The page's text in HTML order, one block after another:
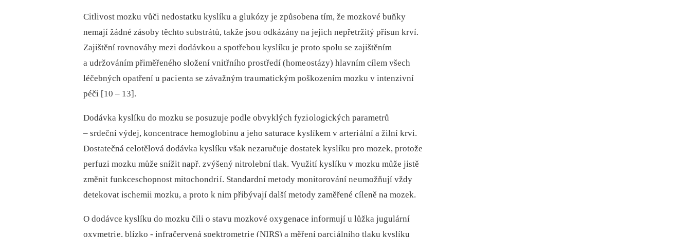
Citlivost mozku vůči nedostatku kyslíku a glukózy je způsobena tím, že mozkové buňky
nemají žádné zásoby těchto substrátů, takže jso u odkázány na jejich nepřetržitý přísun krví.
Zajištění rovnováhy mezi dodávko u a spotřebo u kyslíku je proto spolu se zajištěním
a udržováním přiměřeného složení vnitřního prostředí (home ostázy) hlavním cílem všech
léčebných opatření u paci enta se závažným tra umatickým poškozením mozku v intenzivní
péči [10 –⁠ 13].
Dodávka kyslíku do mozku se posuzuje podle obvyklých fyzi ologických parametrů
–⁠ srdeční výdej, koncentrace hemoglobinu a jeho saturace kyslíkem v arteri ální a žilní krvi.
Dostatečná celotělová dodávka kyslíku však nezaručuje dostatek kyslíku pro mozek, protože
perfuzi mozku může snížit např. zvýšený nitrolební tlak. Využití kyslíku v mozku může jistě
změnit funkceschopnost mitochondri í. Standardní metody monitorování ne umožňují vždy
detekovat ischemii mozku, a proto k nim přibývají další metody zaměřené cíleně na mozek.
O dodávce kyslíku do mozku čili o stavu mozkové oxygenace informují u lůžka jugulární
oxymetri e, blízko -⁠ infračervená spektrometri e (NIRS) a měření parci álního tlaku kyslíku